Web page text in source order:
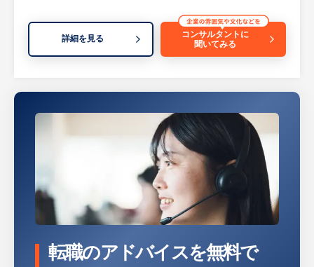
根ざしたキャリアを築けます。短期的な成果
に追われず、郵便局という身近なインフラを
通じて、老若男女問わず幅広いお客さまと長
です。
【入社後のキャリア】
・法人・事業所を訪問し、業務効率化・コス
ト削減に向けたサービス提案
・提携住宅ローン商品のご提案・サポート
・貯金事務センターでの専門業務
└ AIを活用した相続関連業務、各種申込み
の審査 等
・支社機能を持つエリア本部での企画・管理
業務
詳細を見る
コンサルタントに
聞いてみる
転職のアドバイスを無料で